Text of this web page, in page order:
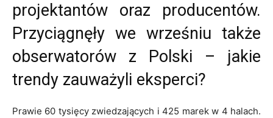
projektantów oraz producentów.
Przyciągnęły we wrześniu także
obserwatorów z Polski – jakie
trendy zauważyli eksperci?
Prawie 60 tysięcy zwiedzających i 425 marek w 4 halach.